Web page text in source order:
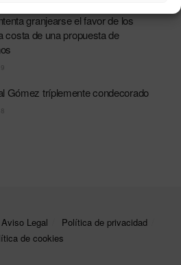
granjearse el favor de los
costa de una propuesta de
Gómez tríplemente condecorado
Aviso Legal
Política de privacidad
de cookies